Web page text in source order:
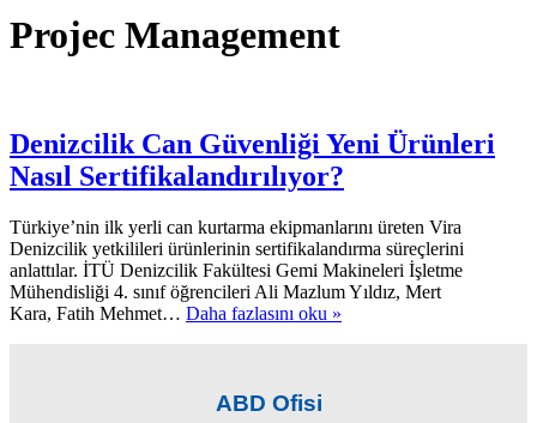
Projec Management
Denizcilik Can Güvenliği Yeni Ürünleri
Nasıl Sertifikalandırılıyor?
Türkiye’nin ilk yerli can kurtarma ekipmanlarını üreten Vira
Denizcilik yetkilileri ürünlerinin sertifikalandırma süreçlerini
anlattılar. İTÜ Denizcilik Fakültesi Gemi Makineleri İşletme
Mühendisliği 4. sınıf öğrencileri Ali Mazlum Yıldız, Mert
Kara, Fatih Mehmet… Daha fazlasını oku »
ABD Ofisi